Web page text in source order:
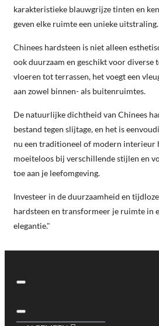
karakteristieke blauwgrijze tinten en
geven elke ruimte een unieke uitstraling.
Chinees hardsteen is niet alleen
ook duurzaam en geschikt voor diverse
vloeren tot terrassen, het voegt een
aan zowel binnen- als buitenruimtes.
De natuurlijke dichtheid van Chinees
bestand tegen slijtage, en het is
nu een traditioneel of modern interieur
moeiteloos bij verschillende stijlen en
toe aan je leefomgeving.
Investeer in de duurzaamheid en
hardsteen en transformeer je ruimte in
elegantie."